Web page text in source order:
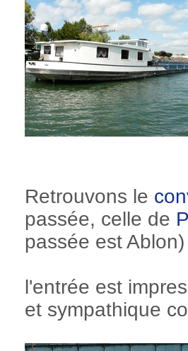
Retrouvons le
passée, celle de
passée est Ablon)
l'entrée est
et sympathique